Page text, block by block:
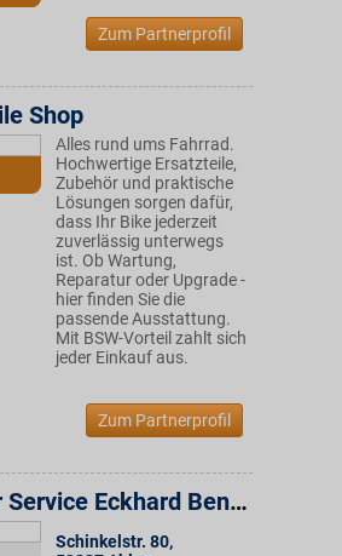
Zum Partnerprofil
Shop
Alles rund ums Fahrrad.
Hochwertige Ersatzteile,
Zubehör und praktische
Lösungen sorgen dafür,
dass Ihr Bike jederzeit
zuverlässig unterwegs
ist. Ob Wartung,
Reparatur oder Upgrade -
hier finden Sie die
passende Ausstattung.
Mit BSW-Vorteil zahlt sich
jeder Einkauf aus.
Zum Partnerprofil
Bosch Car Service Eckhard Bendix GmbH
Schinkelstr. 80,